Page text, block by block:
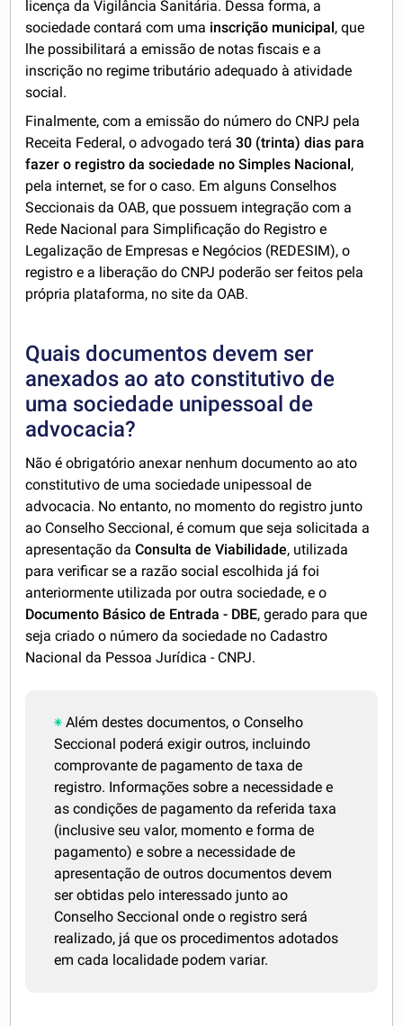
licença da Vigilância Sanitária. Dessa forma, a
sociedade contará com uma inscrição municipal , que
lhe possibilitará a emissão de notas fiscais e a
inscrição no regime tributário adequado à atividade
social.
Finalmente, com a emissão do número do CNPJ pela
Receita Federal, o advogado terá30 (trinta) dias para
fazer o registro da sociedade no Simples Nacional ,
pela internet, se for o caso. Em alguns Conselhos
Seccionais da OAB, que possuem integração com a
Rede Nacional para Simplificação do Registro e
Legalização de Empresas e Negócios (REDESIM), o
registro e a liberação do CNPJ poderão ser feitos pela
própria plataforma, no site da OAB.
Quais documentos devem ser
anexados ao ato constitutivo de
uma sociedade unipessoal de
advocacia?
Não é obrigatório anexar nenhum documento ao ato
constitutivo de uma sociedade unipessoal de
advocacia. No entanto, no momento do registro junto
ao Conselho Seccional, é comum que seja solicitada a
apresentação daConsulta de Viabilidade, utilizada
para verificar se a razão social escolhida já foi
anteriormente utilizada por outra sociedade, e o
Documento Básico de Entrada - DBE, gerado para que
seja criado o número da sociedade no Cadastro
Nacional da Pessoa Jurídica - CNPJ.
Além destes documentos, o Conselho
Seccional poderá exigir outros, incluindo
comprovante de pagamento de taxa de
registro. Informações sobre a necessidade e
as condições de pagamento da referida taxa
(inclusive seu valor, momento e forma de
pagamento) e sobre a necessidade de
apresentação de outros documentos devem
ser obtidas pelo interessado junto ao
Conselho Seccional onde o registro será
realizado, já que os procedimentos adotados
em cada localidade podem variar.